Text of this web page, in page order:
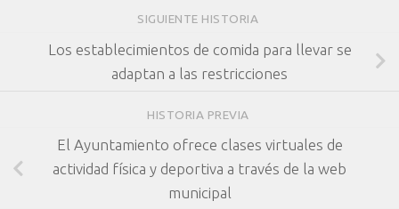
SIGUIENTE HISTORIA
Los establecimientos de comida para llevar se
adaptan a las restricciones
HISTORIA PREVIA
El Ayuntamiento ofrece clases virtuales de
actividad física y deportiva a través de la web
municipal